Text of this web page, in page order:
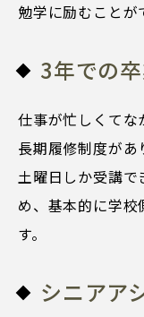
勉学に励むことが
3年での
仕事が忙しくてな
長期履修制度があ
土曜日しか受講
め、基本的に学
す。
シニアア